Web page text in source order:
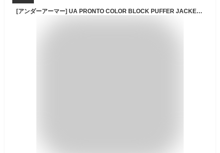
[アンダーアーマー] UA PRONTO COLOR BLOCK PUFFER JACKET YXL 486